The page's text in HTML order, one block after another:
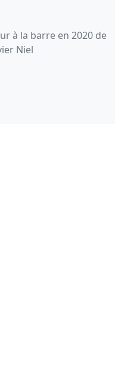
à la barre en 2020 de
Niel